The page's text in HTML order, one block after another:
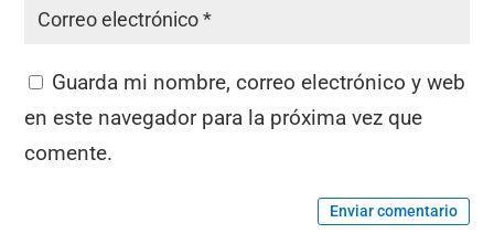
Guarda mi nombre, correo electrónico y web
en este navegador para la próxima vez que
comente.
Enviar comentario